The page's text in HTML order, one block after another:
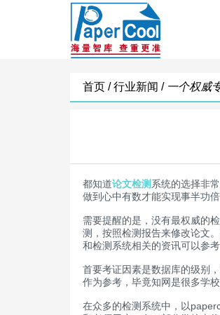
首页 /行业新闻 / 一个权威
都知道论文检测系统的选择非
做到心中有数才能实现事半功
需要提醒的是，没有最权威的
测，按照检测报告来修改论文
和检测系统相关的资讯可以参
首要考证因素是数据库的级别
作为参考，毕竟知网是很多学
在众多的检测系统中，以